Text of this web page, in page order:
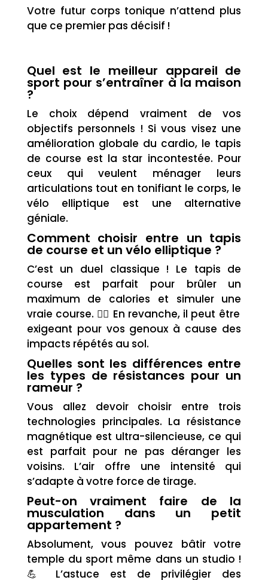
Votre futur corps tonique n’attend plus
que ce premier pas décisif !
Quel est le meilleur appareil de
sport pour s’entraîner à la maison
?
Le choix dépend vraiment de vos
objectifs personnels ! Si vous visez une
amélioration globale du cardio, le tapis
de course est la star incontestée. Pour
ceux qui veulent ménager leurs
articulations tout en tonifiant le corps, le
vélo elliptique est une alternative
géniale.
Comment choisir entre un tapis
de course et un vélo elliptique ?
C’est un duel classique ! Le tapis de
course est parfait pour brûler un
maximum de calories et simuler une
vraie course. 🏃‍♂️ En revanche, il peut être
exigeant pour vos genoux à cause des
impacts répétés au sol.
Quelles sont les différences entre
les types de résistances pour un
rameur ?
Vous allez devoir choisir entre trois
technologies principales. La résistance
magnétique est ultra-silencieuse, ce qui
est parfait pour ne pas déranger les
voisins. L’air offre une intensité qui
s’adapte à votre force de tirage.
Peut-on vraiment faire de la
musculation dans un petit
appartement ?
Absolument, vous pouvez bâtir votre
temple du sport même dans un studio !
💪 L’astuce est de privilégier des